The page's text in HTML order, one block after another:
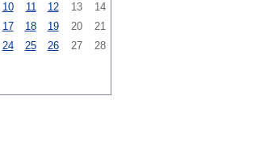
10 11 12 13
14
17 18 19 20
21
24 25 26 27
28